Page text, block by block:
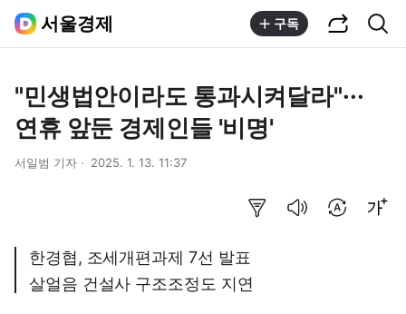
서울경제 구독
"민생법안이라도 통과시켜달라"···
연휴 앞둔 경제인들 '비명'
서일범 기자 2025. 1. 13. 11:37
한경협, 조세개편과제 7선 발표
살얼음 건설사 구조조정도 지연